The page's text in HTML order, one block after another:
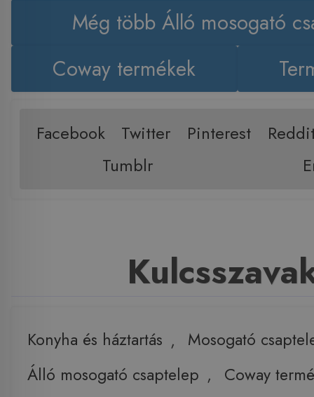
Még több Álló mosogató
Coway termékek
Facebook Twitter Pinterest
Tumblr
Konyha és háztartás ,
Mosogató
Álló mosogató csaptelep ,
Coway